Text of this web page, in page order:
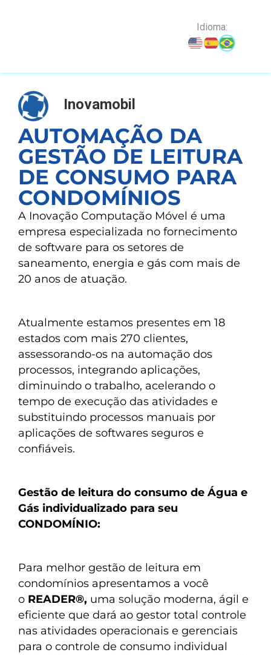
Idioma:
Inovamobil
AUTOMAÇÃO DA
GESTÃO DE LEITURA
DE CONSUMO PARA
CONDOMÍNIOS
A Inovação Computação Móvel é uma
empresa especializada no fornecimento
de software para os setores de
saneamento, energia e gás com mais de
20 anos de atuação.
Atualmente estamos presentes em 18
estados com mais 270 clientes,
assessorando-os na automação dos
processos, integrando aplicações,
diminuindo o trabalho, acelerando o
tempo de execução das atividades e
substituindo processos manuais por
aplicações de softwares seguros e
confiáveis.
Gestão de leitura do consumo de Água e
Gás individualizado para seu
CONDOMÍNIO:
Para melhor gestão de leitura em
condomínios apresentamos a você
o READER®, uma solução moderna, ágil e
eficiente que dará ao gestor total controle
nas atividades operacionais e gerenciais
para o controle de consumo individual